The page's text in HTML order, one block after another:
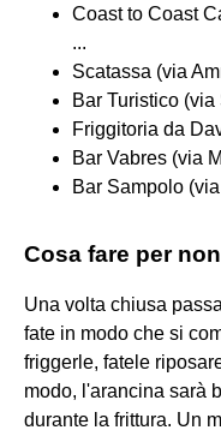
Coast to Coast
...
Scatassa (via
Bar Turistico
Friggitoria da
Bar Vabres (via
Bar Sampolo
Cosa fare per
Una volta chiusa
fate in modo che si
friggerle, fatele
modo, l'arancina sarà
durante la frittura. Un